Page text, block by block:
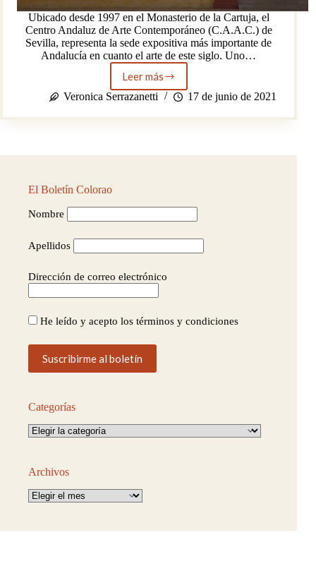
Ubicado desde 1997 en el Monasterio de la Cartuja, el
Centro Andaluz de Arte Contemporáneo (C.A.A.C.) de
Sevilla, representa la sede expositiva más importante de
Andalucía en cuanto el arte de este siglo. Uno…
Leer más
Las
exposiciones
del
Sevilla
Veronica Serrazanetti 17 de junio de 2021
El Boletín Colorao
Nombre
Apellidos
Dirección de correo electrónico
He leído y acepto los términos y condiciones
Categorías
Categorías
Archivos
Archivos